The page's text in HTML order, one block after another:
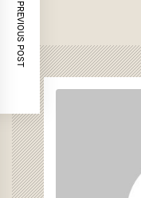
で
共
有
(新
し
い
ウ
ィ
ン
ド
ウ
で
開
き
ま
す)
は
ク
リ
ッ
PREVIOUS POST